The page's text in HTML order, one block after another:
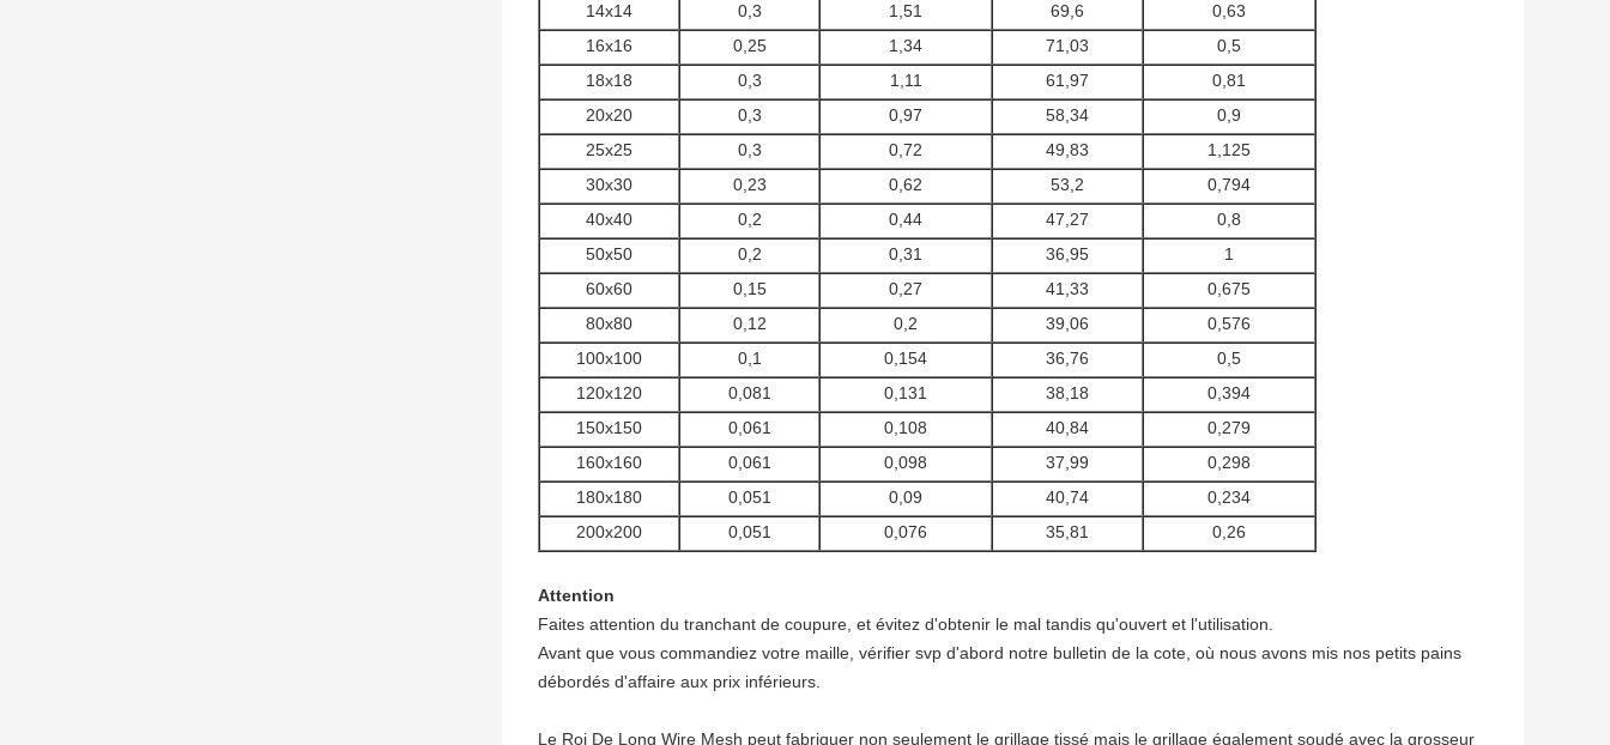
14x14
0,3 1,51 69,6
0,63
16x16
0,25 1,34 71,03
0,5
18x18
0,3 1,11 61,97
0,81
20x20
0,3 0,97 58,34
0,9
25x25
0,3 0,72 49,83
1,125
30x30
0,23 0,62 53,2
0,794
40x40
0,2 0,44 47,27
0,8
50x50
0,2 0,31 36,95
1
60x60
0,15 0,27 41,33
0,675
80x80
0,12 0,2 39,06
0,576
100x100
0,1 0,154 36,76
0,5
120x120
0,081 0,131 38,18
0,394
150x150
0,061 0,108 40,84
0,279
160x160
0,061 0,098 37,99
0,298
180x180
0,051 0,09 40,74
0,234
200x200
0,051 0,076 35,81 0,26
Attention
Faites attention du tranchant de coupure, et évitez d'obtenir le mal tandis qu'ouvert et l'utilisation.
Avant que vous commandiez votre maille, vérifier svp d'abord notre bulletin de la cote, où nous avons mis nos petits pains
débordés d'affaire aux prix inférieurs.
Le Roi De Long Wire Mesh peut fabriquer non seulement le grillage tissé mais le grillage également soudé avec la grosseur